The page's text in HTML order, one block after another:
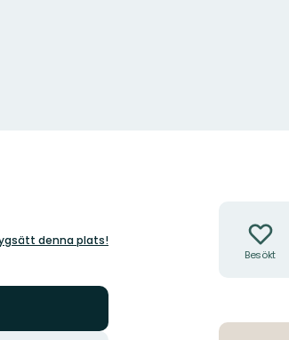
denna plats!
Besökt